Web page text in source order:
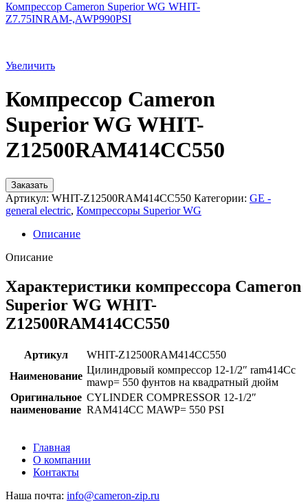
Компрессор Cameron Superior WG WHIT-
Z7.75INRAM-,AWP990PSI
Увеличить
Компрессор Cameron
Superior WG WHIT-
Z12500RAM414CC550
Заказать
Артикул: WHIT-Z12500RAM414CC550 Категории: GE -
general electric, Компрессоры Superior WG
Описание
Описание
Характеристики компрессора Cameron
Superior WG WHIT-
Z12500RAM414CC550
Артикул
WHIT-Z12500RAM414CC550
Наименование
Цилиндровый компрессор 12-1/2″ ram414Cc
mawp= 550 фунтов на квадратный дюйм
Оригинальное
наименование
CYLINDER COMPRESSOR 12-1/2″
RAM414CC MAWP= 550 PSI
Главная
О компании
Контакты
Наша почта: info@cameron-zip.ru